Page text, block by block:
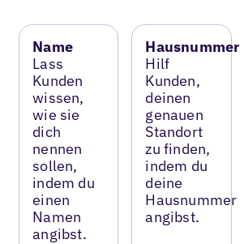
Name
Lass
Kunden
wissen,
wie sie
dich
nennen
sollen,
indem du
einen
Namen
angibst.
Hausnummer
Hilf
Kunden,
deinen
genauen
Standort
zu finden,
indem du
deine
Hausnummer
angibst.